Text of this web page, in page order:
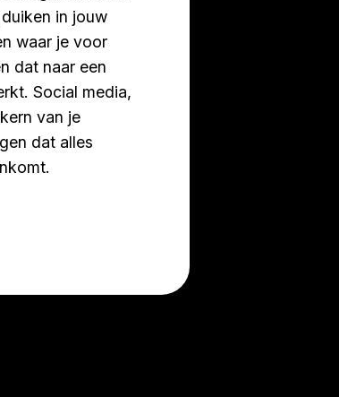
in jouw
waar je voor
dat naar een
Social media,
van je
dat alles